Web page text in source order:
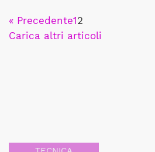
« Precedente12
Carica altri articoli